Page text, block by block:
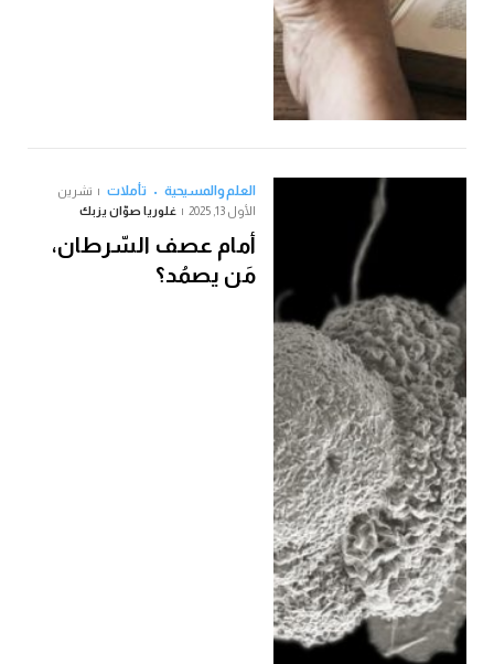
العلم والمسيحية تأملات
تشرين
الأول 13, 2025
غلوريا صوّان يزبك
أمام عصف السّرطان،
مَن يصمُد؟